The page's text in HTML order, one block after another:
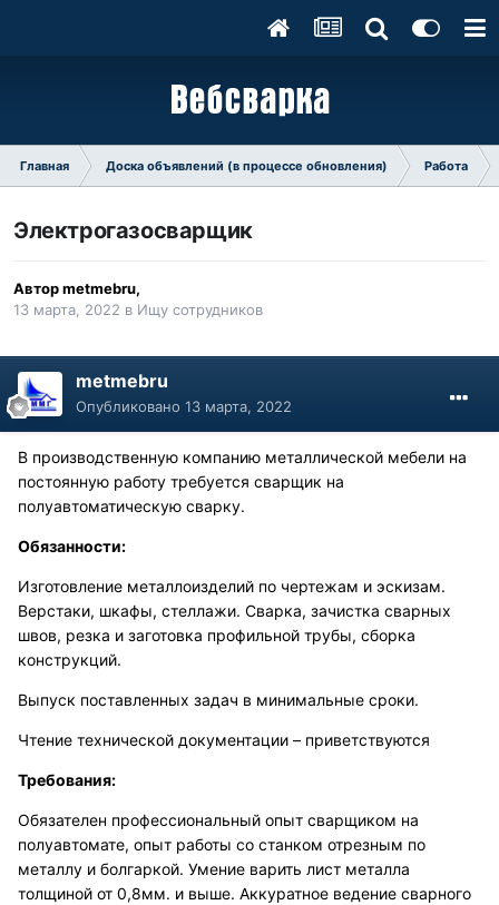
Главная Доска объявлений (в процессе обновления) Работа
Электрогазосварщик
Авторmetmebru,
13 марта, 2022 в Ищу сотрудников
metmebru
Опубликовано 13 марта, 2022
В производственную компанию металлической мебели на
постоянную работу требуется сварщик на
полуавтоматическую сварку.
Обязанности:
Изготовление металлоизделий по чертежам и эскизам.
Верстаки, шкафы, стеллажи. Сварка, зачистка сварных
швов, резка и заготовка профильной трубы, сборка
конструкций.
Выпуск поставленных задач в минимальные сроки.
Чтение технической документации – приветствуются
Требования:
Обязателен профессиональный опыт сварщиком на
полуавтомате, опыт работы со станком отрезным по
металлу и болгаркой. Умение варить лист металла
толщиной от 0,8мм. и выше. Аккуратное ведение сварного